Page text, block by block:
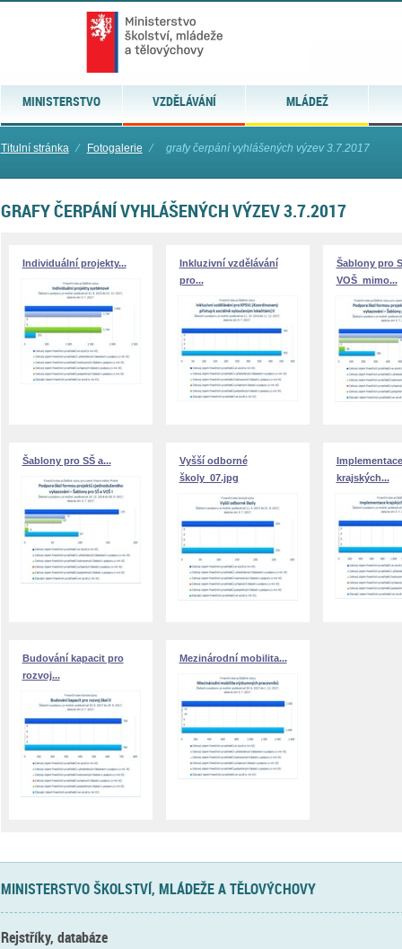
MINISTERSTVO VZDĚLÁVÁNÍ MLÁDEŽ
Titulní stránka ⁄ Fotogalerie ⁄ grafy čerpání vyhlášených výzev 3.7.2017
GRAFY ČERPÁNÍ VYHLÁŠENÝCH VÝZEV 3.7.2017
Individuální projekty...
Inkluzivní vzdělávání
pro...
Šablony pro
VOŠ_mimo...
Šablony pro SŠ a...
Vyšší odborné
školy_07.jpg
Implementace
krajských...
Budování kapacit pro
rozvoj...
Mezinárodní mobilita...
MINISTERSTVO ŠKOLSTVÍ, MLÁDEŽE A TĚLOVÝCHOVY
Rejstříky, databáze